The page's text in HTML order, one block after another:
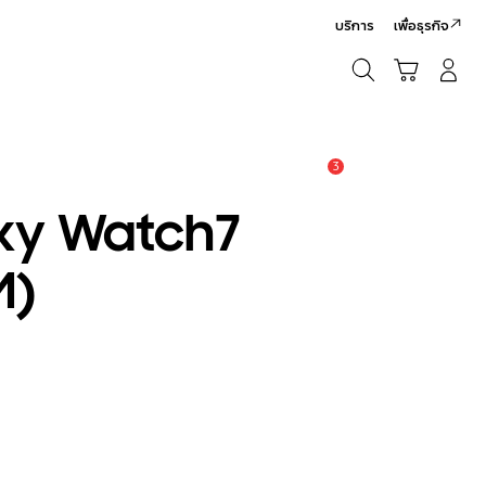
บริการ เพื่อธุรกิจ
3
Watch7